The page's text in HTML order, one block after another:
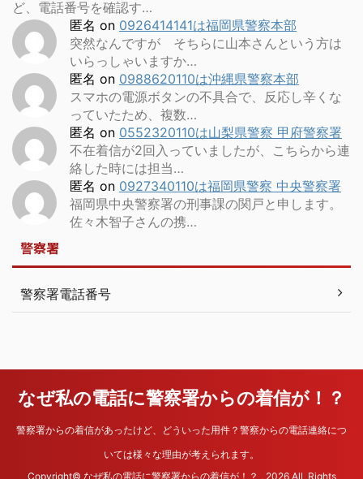
ど、電話番号を確認す…
匿名 on 0926414141は福岡県警察本部
突然なんですが そちらに山本さんという方は
いらっしゃいますか…
匿名 on 0988620110は沖縄県警察本部
スマホの電源ボタンの不具合で、反応し辛くな
っていたため、複数…
匿名 on 0552320110は山梨県警察 甲府警察署
不在着信が2回入っていましたが、こちらから連
絡した時には担当…
匿名 on 0927340110は福岡県警察 中央警察署
福岡県中央警察署の刑事課の関戸と申します。
佐々木智子さんの携…
警察署
警察署電話番号
なぜ私の電話に警察署からの着信が！？
警察署からの着信があったけど、どういった用件？警察からの電話連絡につ
いては様々な理由が考えられます。
Copyright© なぜ私の電話に警察署からの着信が！？ , 2026 All Rights